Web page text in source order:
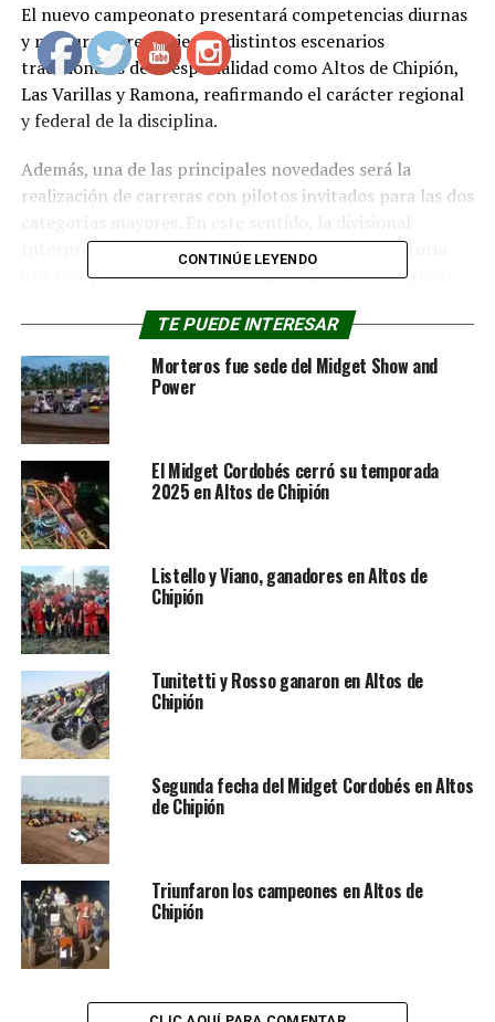
El nuevo campeonato presentará competencias diurnas
y nocturnas, recorriendo distintos escenarios
tradicionales de la especialidad como Altos de Chipión,
Las Varillas y Ramona, reafirmando el carácter regional
y federal de la disciplina.
Además, una de las principales novedades será la
realización de carreras con pilotos invitados para las dos
Interprovincial tendrá por primera vez en su historia
una competencia con invitados, en apenas su segunda
Cordobés.
RELACIONADOS:
PRÓXIMA NOTICIA
CONTINÚE LEYENDO
TE PUEDE INTERESAR
Morteros fue sede del Midget Show and
Power
El Midget Cordobés cerró su temporada
2025 en Altos de Chipión
Listello y Viano, ganadores en Altos de
Chipión
Tunitetti y Rosso ganaron en Altos de
Chipión
Segunda fecha del Midget Cordobés en Altos
de Chipión
Triunfaron los campeones en Altos de
Chipión